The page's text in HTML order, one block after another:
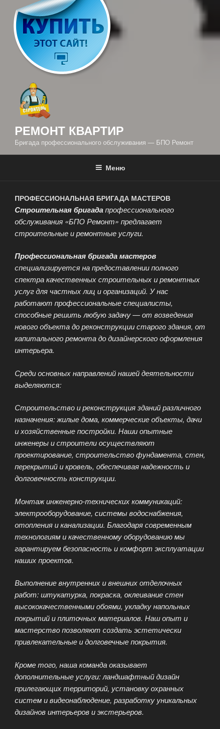
РЕМОНТ КВАРТИР
Бригада профессионального обслуживания — БПО Ремонт
Меню
ПРОФЕССИОНАЛЬНАЯ БРИГАДА МАСТЕРОВ
Строительная бригадапрофессионального
обслуживания «БПО Ремонт» предлагает
строительные и ремонтные услуги.
Профессиональная бригада мастеров
специализируется на предоставлении полного
спектра качественных строительных и ремонтных
услуг для частных лиц и организаций. У нас
работают профессиональные специалисты,
способные решить любую задачу — от возведения
нового объекта до реконструкции старого здания, от
капитального ремонта до дизайнерского оформления
интерьера.
Среди основных направлений нашей деятельности
выделяются:
Строительство и реконструкция зданий различного
назначения: жилые дома, коммерческие объекты, дачи
и хозяйственные постройки. Наши опытные
инженеры и строители осуществляют
проектирование, строительство фундамента, стен,
перекрытий и кровель, обеспечивая надежность и
долговечность конструкции.
Монтаж инженерно-технических коммуникаций:
электрооборудование, системы водоснабжения,
отопления и канализации. Благодаря современным
технологиям и качественному оборудованию мы
гарантируем безопасность и комфорт эксплуатации
наших проектов.
Выполнение внутренних и внешних отделочных
работ: штукатурка, покраска, оклеивание стен
высококачественными обоями, укладку напольных
покрытий и плиточных материалов. Наш опыт и
мастерство позволяют создать эстетически
привлекательные и долговечные покрытия.
Кроме того, наша команда оказывает
дополнительные услуги: ландшафтный дизайн
прилегающих территорий, установку охранных
систем и видеонаблюдение, разработку уникальных
дизайнов интерьеров и экстерьеров.